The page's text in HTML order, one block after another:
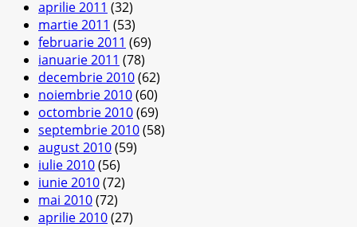
aprilie 2011 (32)
martie 2011 (53)
februarie 2011 (69)
ianuarie 2011 (78)
decembrie 2010(62)
noiembrie 2010(60)
octombrie 2010(69)
septembrie 2010(58)
august 2010(59)
iulie 2010(56)
iunie 2010(72)
mai 2010(72)
aprilie 2010(27)